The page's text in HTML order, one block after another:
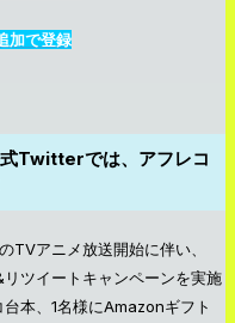
加で登録
Twitterでは、アフレコ
TVアニメ放送開始に伴い、
ツイートキャンペーンを実施
本、1名様にAmazonギフト